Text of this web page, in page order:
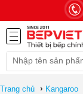
Trang chủ › Kangaroo